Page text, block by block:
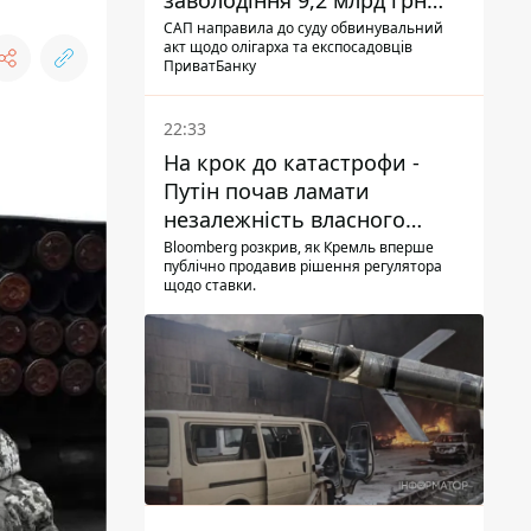
ПриватБанку скерували до
суду
САП направила до суду обвинувальний
акт щодо олігарха та експосадовців
ПриватБанку
22:33
На крок до катастрофи -
Путін почав ламати
незалежність власного
Центробанку, змусивши
знизити базову ставку
Bloomberg розкрив, як Кремль вперше
публічно продавив рішення регулятора
щодо ставки.